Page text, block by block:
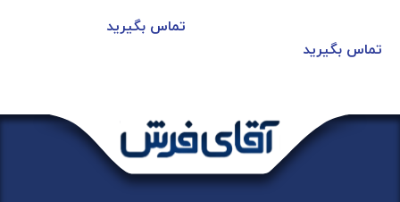
تماس بگیرید
تماس بگیرید